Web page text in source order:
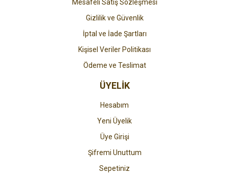
Mesafeli Satış Sözleşmesi
Gizlilik ve Güvenlik
İptal ve İade Şartları
Kişisel Veriler Politikası
Ödeme ve Teslimat
ÜYELİK
Hesabım
Yeni Üyelik
Üye Girişi
Şifremi Unuttum
Sepetiniz